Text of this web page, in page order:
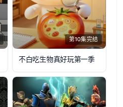
第10集完结
不白吃生物真好玩第一季